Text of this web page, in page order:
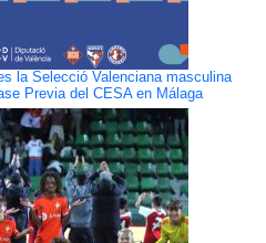
la Selecció Valenciana masculina
Previa del CESA en Málaga